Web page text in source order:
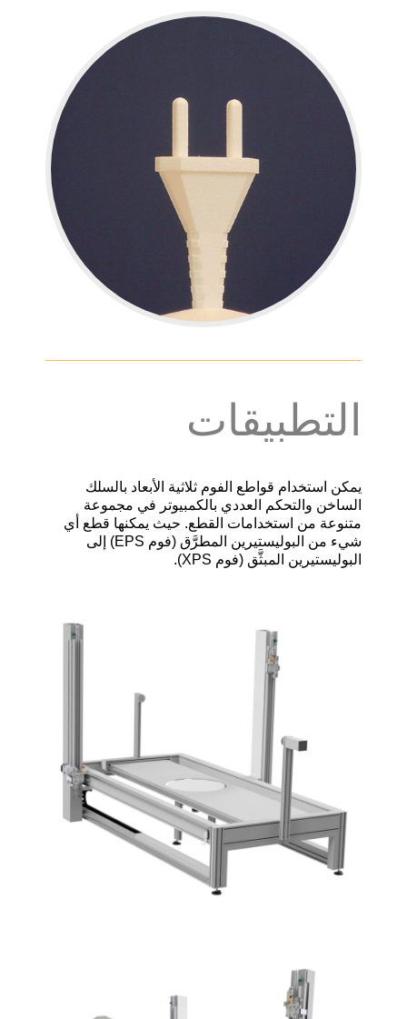
التطبيقات
يمكن استخدام قواطع الفوم ثلاثية الأبعاد بالسلك
الساخن والتحكم العددي بالكمبيوتر في مجموعة
متنوعة من استخدامات القطع. حيث يمكنها قطع أي
شيء من البوليستيرين المطرَّق (فوم EPS)
إلى
البوليستيرين المبثَّق (فوم XPS).